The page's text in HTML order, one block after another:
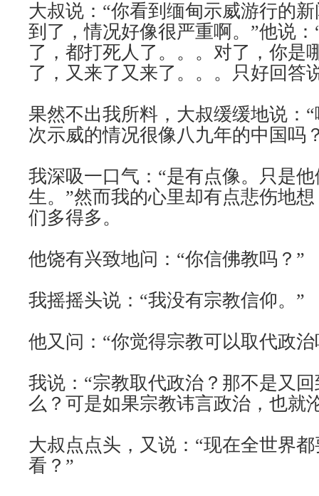
大叔说：“你看到缅甸示威游行的
到了，情况好像很严重啊。”他说
了，都打死人了。。。对了，你是
了，又来了又来了。。。只好回答
果然不出我所料，大叔缓缓地说：
次示威的情况很像八九年的中国吗
我深吸一口气：“是有点像。只是
生。”然而我的心里却有点悲伤地
们多得多。
他饶有兴致地问：“你信佛教吗？”
我摇摇头说：“我没有宗教信仰。”
他又问：“你觉得宗教可以取代政治
我说：“宗教取代政治？那不是又
么？可是如果宗教讳言政治，也就
大叔点点头，又说：“现在全世界
看？”